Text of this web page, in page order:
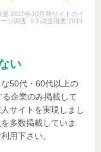
:2019年10月期サイトのイ
ジ調査 ※3 調査概要:2019
い
50代・60代以上の
る企業のみ掲載して
サイトを実現しまし
を多数掲載していま
用下さい。